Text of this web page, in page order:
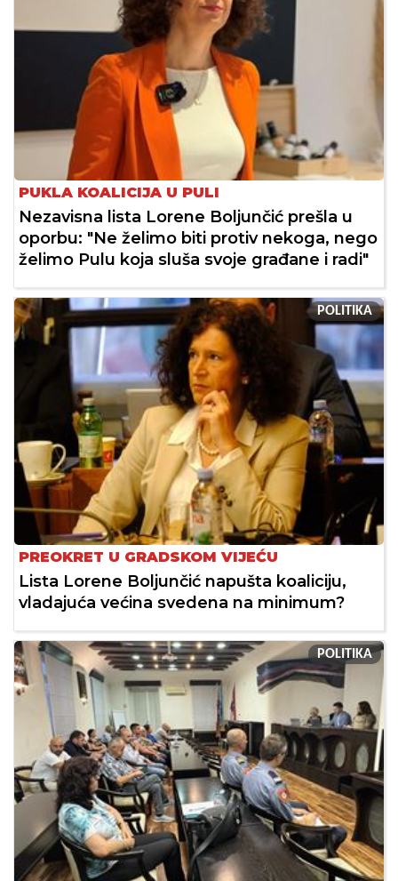
PUKLA KOALICIJA U PULI
Nezavisna lista Lorene Boljunčić prešla u
oporbu: "Ne želimo biti protiv nekoga, nego
želimo Pulu koja sluša svoje građane i radi"
POLITIKA
PREOKRET U GRADSKOM VIJEĆU
Lista Lorene Boljunčić napušta koaliciju,
vladajuća većina svedena na minimum?
POLITIKA